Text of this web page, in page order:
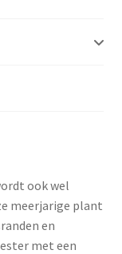
ook wel
meerjarige plant
en
met een